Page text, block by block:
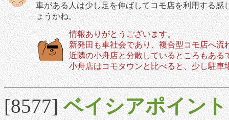
車がある人は少し足を伸ばしてコモ店を利用する
ょうかね。
情報ありがとうございます。
新発田も車社会であり、複合型コモ店へ流
近隣の小舟店と分散しているところもある
小舟店はコモタウンと比べると、少し駐車
[8577]ベイシアポイント